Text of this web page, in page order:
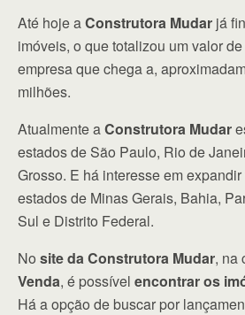
Até hoje aConstrutora Mudar já
imóveis, o que totalizou um valor
empresa que chega a,
milhões.
Atualmente aConstrutora Mudar
estados de São Paulo, Rio de
Grosso. E há interesse em
estados de Minas Gerais, Bahia,
Sul e Distrito Federal.
No site da Construtora Mudar, na
Venda, é possível encontrar os
Há a opção de buscar por